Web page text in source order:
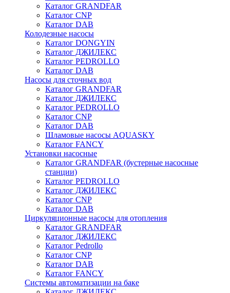
Каталог GRANDFAR
Каталог CNP
Каталог DAB
Колодезные насосы
Каталог DONGYIN
Каталог ДЖИЛЕКС
Каталог PEDROLLO
Каталог DAB
Насосы для сточных вод
Каталог GRANDFAR
Каталог ДЖИЛЕКС
Каталог PEDROLLO
Каталог CNP
Каталог DAB
Шламовые насосы AQUASKY
Каталог FANCY
Установки насосные
Каталог GRANDFAR (бустерные насосные
станции)
Каталог PEDROLLO
Каталог ДЖИЛЕКС
Каталог CNP
Каталог DAB
Циркуляционные насосы для отопления
Каталог GRANDFAR
Каталог ДЖИЛЕКС
Каталог Pedrollo
Каталог CNP
Каталог DAB
Каталог FANCY
Системы автоматизации на баке